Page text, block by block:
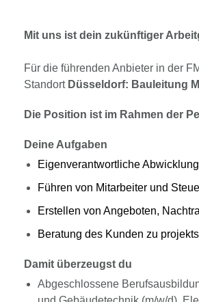
Mit uns ist dein zukünftiger
Für die führenden Anbieter in der
StandortDüsseldorf: Bauleitung
Die Position ist im Rahmen der
Deine Aufgaben
Eigenverantwortliche
Führen von Mitarbeiter und
Erstellen von Angeboten,
Beratung des Kunden zu
Damit überzeugst du
Abgeschlossene